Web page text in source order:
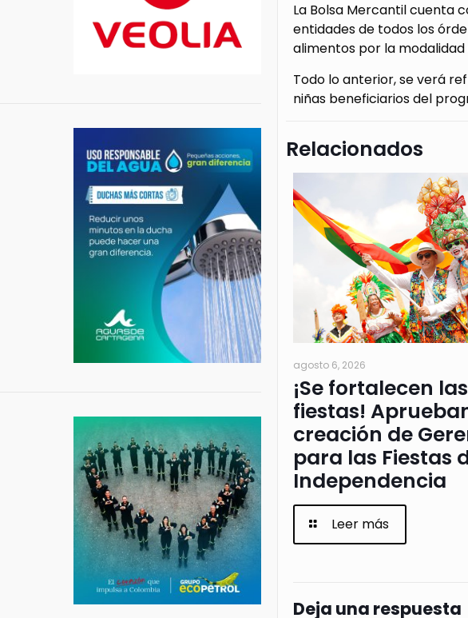
La Bolsa Mercantil cuenta
entidades de todos los
alimentos por la
Todo lo anterior, se verá
niñas beneficiarios del
Relacionados
agosto 6, 2026
¡Se fortalecen las
fiestas!
creación de
para las Fiestas
Independencia
Leer más
Deja una respuesta